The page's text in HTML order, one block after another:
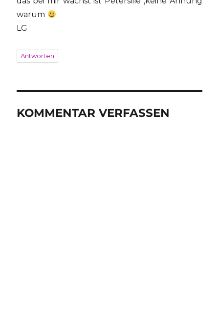
warum
LG
Antworten
KOMMENTAR VERFASSEN